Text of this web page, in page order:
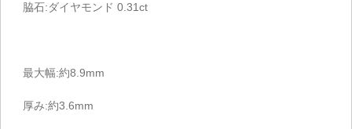
脇石:ダイヤモンド 0.31ct
最大幅:約8.9mm
厚み:約3.6mm